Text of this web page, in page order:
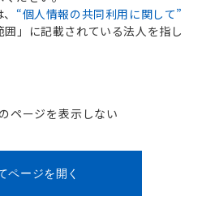
、“個人情報の共同利用に関して”
」に記載されている法人を指し
ページを表示しない
ページを開く